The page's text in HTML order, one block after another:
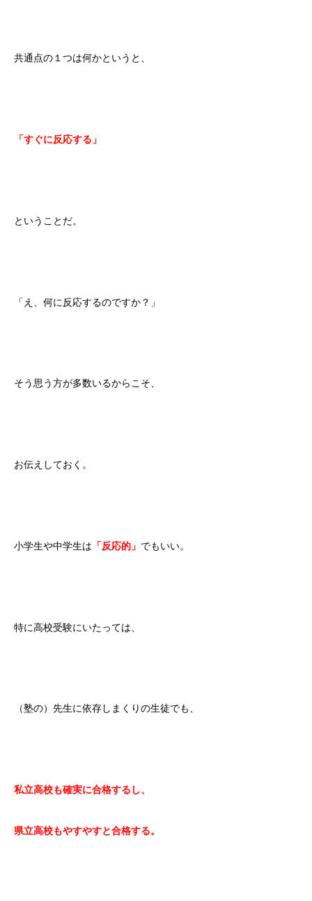
共通点の１つは何かというと、
「すぐに反応する」
ということだ。
「え、何に反応するのですか？」
そう思う方が多数いるからこそ、
お伝えしておく。
小学生や中学生は 「反応的」 でもいい。
特に高校受験にいたっては、
（塾の）先生に依存しまくりの生徒でも、
私立高校も確実に合格するし、
県立高校もやすやすと合格する。